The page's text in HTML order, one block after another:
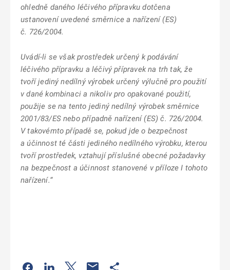
ohledně daného léčivého přípravku dotčena
ustanovení uvedené směrnice a nařízení (ES)
č. 726/2004.
Uvádí-li se však prostředek určený k podávání
léčivého přípravku a léčivý přípravek na trh tak, že
tvoří jediný nedílný výrobek určený výlučně pro použití
v dané kombinaci a nikoliv pro opakované použití,
použije se na tento jediný nedílný výrobek směrnice
2001/83/ES nebo případně nařízení (ES) č. 726/2004.
V takovémto případě se, pokud jde o bezpečnost
a účinnost té části jediného nedílného výrobku, kterou
tvoří prostředek, vztahují příslušné obecné požadavky
na bezpečnost a účinnost stanovené v příloze I tohoto
nařízení.“
Odkaz se otevře na nové kartě
Odkaz se otevře na nové kartě
Odkaz se otevře na nové kartě